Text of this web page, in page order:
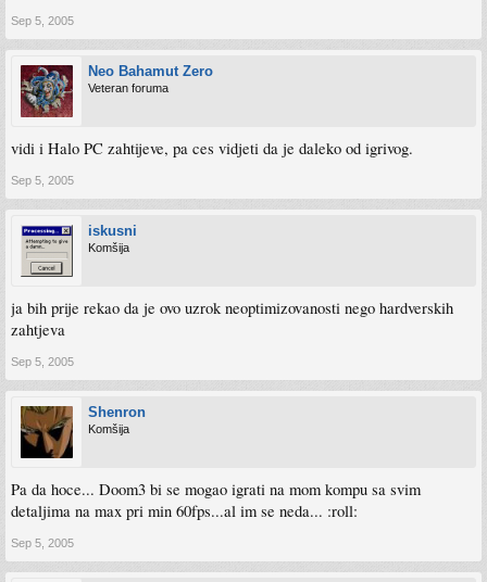
Sep 5, 2005
Neo Bahamut Zero
Veteran foruma
vidi i Halo PC zahtijeve, pa ces vidjeti da je daleko od igrivog.
Sep 5, 2005
iskusni
Komšija
ja bih prije rekao da je ovo uzrok neoptimizovanosti nego hardverskih
zahtjeva
Sep 5, 2005
Shenron
Komšija
Pa da hoce... Doom3 bi se mogao igrati na mom kompu sa svim
detaljima na max pri min 60fps...al im se neda... :roll:
Sep 5, 2005